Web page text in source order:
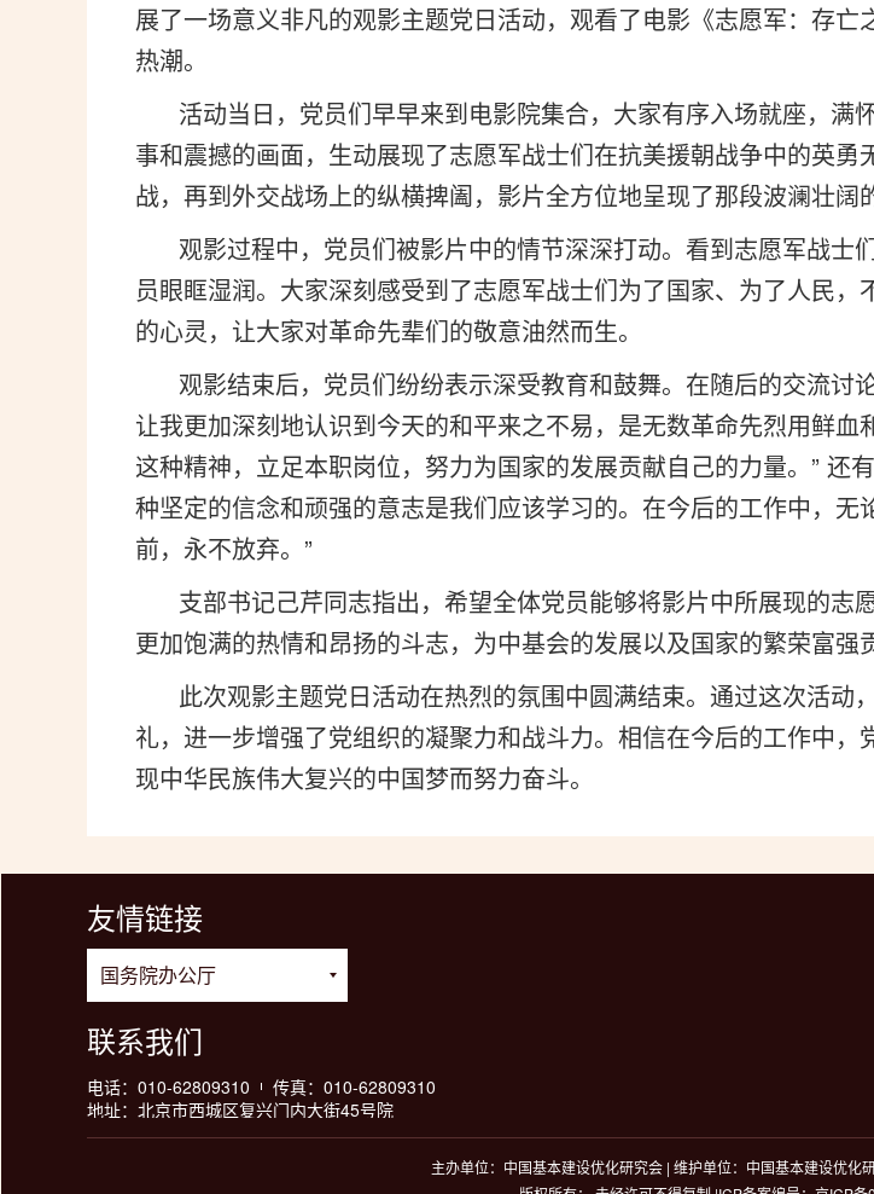
展了一场意义非凡的观影主题党日活动，观看了电影《志愿军：存
热潮。
活动当日，党员们早早来到电影院集合，大家有序入场就座，满
事和震撼的画面，生动展现了志愿军战士们在抗美援朝战争中的英
战，再到外交战场上的纵横捭阖，影片全方位地呈现了那段波澜壮阔
观影过程中，党员们被影片中的情节深深打动。看到志愿军战士
员眼眶湿润。大家深刻感受到了志愿军战士们为了国家、为了人民
的心灵，让大家对革命先辈们的敬意油然而生。
观影结束后，党员们纷纷表示深受教育和鼓舞。在随后的交流讨
让我更加深刻地认识到今天的和平来之不易，是无数革命先烈用鲜
这种精神，立足本职岗位，努力为国家的发展贡献自己的力量。” 还
种坚定的信念和顽强的意志是我们应该学习的。在今后的工作中，
前，永不放弃。”
支部书记己芹同志指出，希望全体党员能够将影片中所展现的志
更加饱满的热情和昂扬的斗志，为中基会的发展以及国家的繁荣富强
此次观影主题党日活动在热烈的氛围中圆满结束。通过这次活动
礼，进一步增强了党组织的凝聚力和战斗力。相信在今后的工作中
现中华民族伟大复兴的中国梦而努力奋斗。
友情链接
联系我们
电话：010-62809310
传真：010-62809310
地址：北京市西城区复兴门内大街45号院
主办单位：中国基本建设优化研究会 | 维护单位：中国基本建设优化